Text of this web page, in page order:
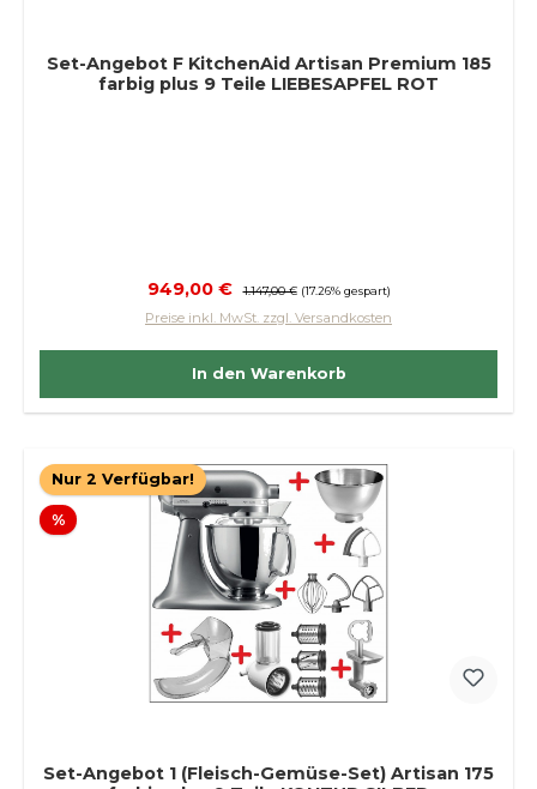
Set-Angebot F KitchenAid Artisan Premium 185
farbig plus 9 Teile LIEBESAPFEL ROT
Verkaufspreis:
949,00 € Regulärer Preis:
1.147,00 € (17.26% gespart)
Preise inkl. MwSt. zzgl. Versandkosten
In den Warenkorb
Nur 2 Verfügbar!
%Rabatt
Set-Angebot 1 (Fleisch-Gemüse-Set) Artisan 175